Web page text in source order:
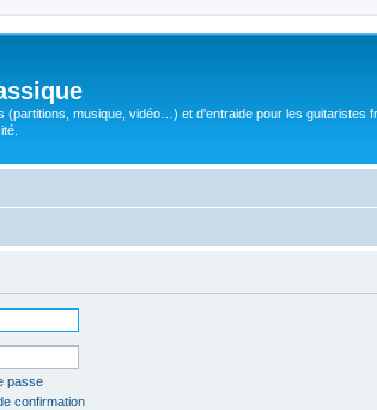
(partitions, musique, vidéo…) et d'entraide pour les guitaristes
passe
confirmation